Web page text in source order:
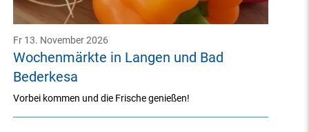
Wochenmärkte in Langen und Bad
Bederkesa
Fr 13. November 2026
Vorbei kommen und die Frische genießen!